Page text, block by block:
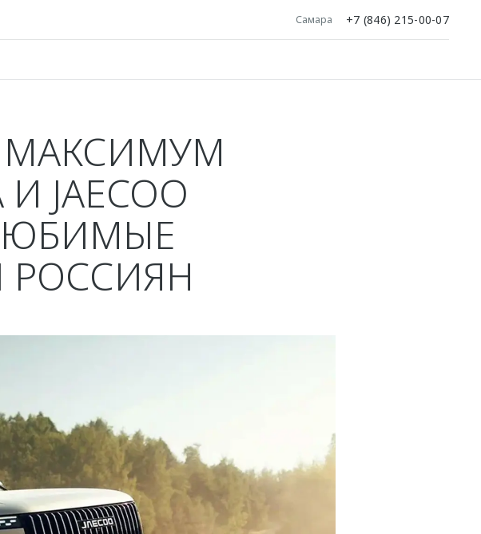
Самара +7 (846) 215-00-07
МАКСИМУМ
JAECOO